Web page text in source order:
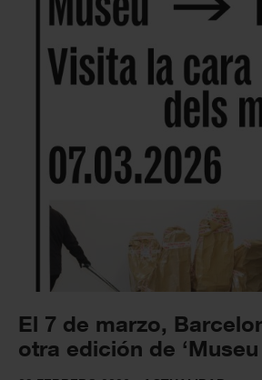
El 7 de marzo,
otra edición de ‘Museu